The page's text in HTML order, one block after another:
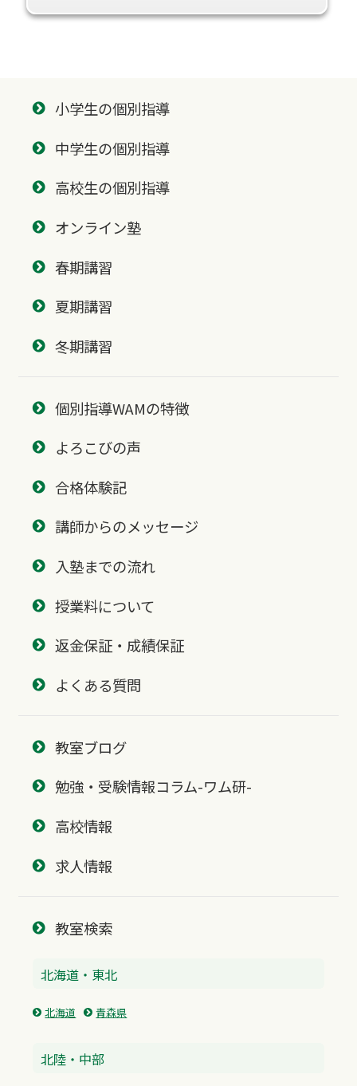
小学生の個別指導
中学生の個別指導
高校生の個別指導
オンライン塾
春期講習
夏期講習
冬期講習
個別指導WAMの特徴
よろこびの声
合格体験記
講師からのメッセージ
入塾までの流れ
授業料について
返金保証・成績保証
よくある質問
教室ブログ
勉強・受験情報コラム-ワム研-
高校情報
求人情報
教室検索
北海道・東北
北海道 青森県
北陸・中部